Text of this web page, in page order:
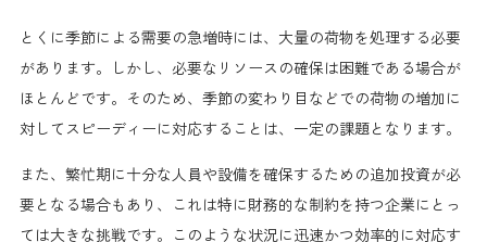
とくに季節による需要の急増時には、大量の荷物を処理する必要
があります。しかし、必要なリソースの確保は困難である場合が
ほとんどです。そのため、季節の変わり目などでの荷物の増加に
対してスピーディーに対応することは、一定の課題となります。
また、繁忙期に十分な人員や設備を確保するための追加投資が必
要となる場合もあり、これは特に財務的な制約を持つ企業にとっ
ては大きな挑戦です。このような状況に迅速かつ効率的に対応す